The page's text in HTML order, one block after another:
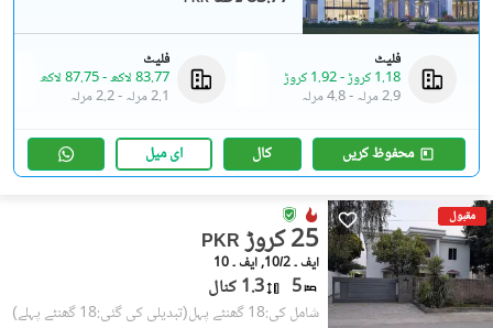
فلیٹ
1.18 کروڑ
-1.92 کروڑ
2.9 مرلہ
-4.8 مرلہ
فلیٹ
83.77 لاکھ
-87.75 لاکھ
2.1 مرلہ
-2.2 مرلہ
محفوظ کریں کال ای میل
مقبول
PKR 25 کروڑ
ایف ۔ 10/2, ایف ۔ 10
5 1.3 کنال
شامل کی:18 گھنٹے پہل (تبدیلی کی گئی:18 گھنٹے پہلے)